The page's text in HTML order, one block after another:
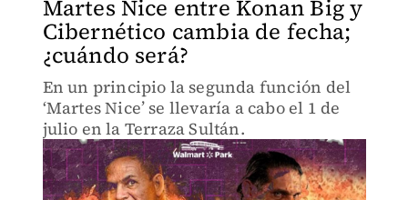
Martes Nice entre Konan Big y
Cibernético cambia de fecha;
¿cuándo será?
En un principio la segunda función del
‘Martes Nice’ se llevaría a cabo el 1 de
julio en la Terraza Sultán.